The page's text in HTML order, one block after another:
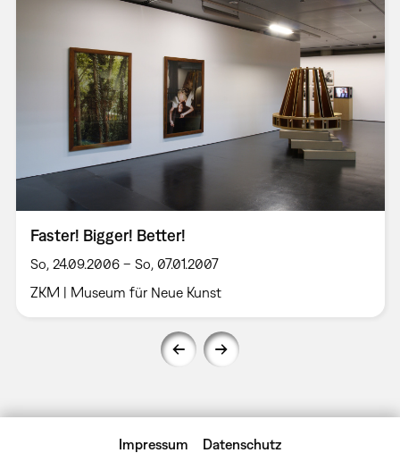
Faster! Bigger! Better!
So, 24.09.2006 – So, 07.01.2007
ZKM | Museum für Neue Kunst
Impressum Datenschutz